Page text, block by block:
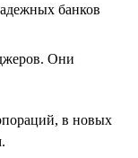
банков
Они
в новых